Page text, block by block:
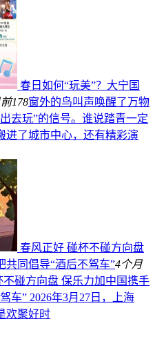
春日如何“玩美”？大宁国
178窗外的鸟叫声唤醒了万物
去玩”的信号。谁说踏青一定
进了城市中心，还有精彩演
春风正好 碰杯不碰方向盘
共同倡导“酒后不驾车”4个月
碰方向盘 保乐力加中国携手
车” 2026年3月27日，上海
欢聚好时